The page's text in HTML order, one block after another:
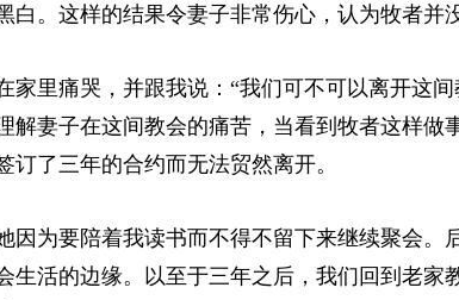
白。这样的结果令妻子非常伤心，认为牧者并
家里痛哭，并跟我说：“我们可不可以离开这
解妻子在这间教会的痛苦，当看到牧者这样做
了三年的合约而无法贸然离开。
因为要陪着我读书而不得不留下来继续聚会。
生活的边缘。以至于三年之后，我们回到老家